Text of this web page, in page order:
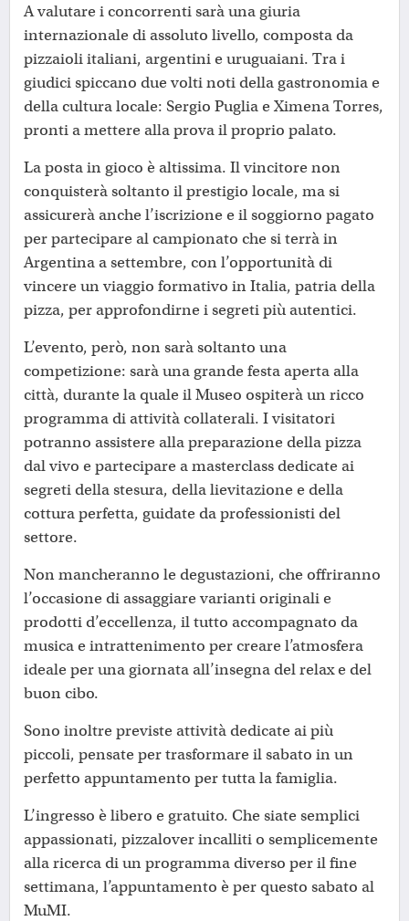
A valutare i concorrenti sarà una giuria
internazionale di assoluto livello, composta da
pizzaioli italiani, argentini e uruguaiani. Tra i
giudici spiccano due volti noti della gastronomia e
della cultura locale: Sergio Puglia e Ximena Torres,
pronti a mettere alla prova il proprio palato.
La posta in gioco è altissima. Il vincitore non
conquisterà soltanto il prestigio locale, ma si
assicurerà anche l’iscrizione e il soggiorno pagato
per partecipare al campionato che si terrà in
Argentina a settembre, con l’opportunità di
vincere un viaggio formativo in Italia, patria della
pizza, per approfondirne i segreti più autentici.
L’evento, però, non sarà soltanto una
competizione: sarà una grande festa aperta alla
città, durante la quale il Museo ospiterà un ricco
programma di attività collaterali. I visitatori
potranno assistere alla preparazione della pizza
dal vivo e partecipare a masterclass dedicate ai
segreti della stesura, della lievitazione e della
cottura perfetta, guidate da professionisti del
settore.
Non mancheranno le degustazioni, che offriranno
l’occasione di assaggiare varianti originali e
prodotti d’eccellenza, il tutto accompagnato da
musica e intrattenimento per creare l’atmosfera
ideale per una giornata all’insegna del relax e del
buon cibo.
Sono inoltre previste attività dedicate ai più
piccoli, pensate per trasformare il sabato in un
perfetto appuntamento per tutta la famiglia.
L’ingresso è libero e gratuito. Che siate semplici
appassionati, pizzalover incalliti o semplicemente
alla ricerca di un programma diverso per il fine
settimana, l’appuntamento è per questo sabato al
MuMI.